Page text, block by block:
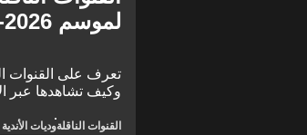
لموسم 2026-2027
وكيف تشاهدها عبر
القنوات الناقلةوديات الأندية